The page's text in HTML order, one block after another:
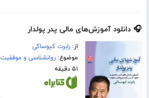
🎧 دانلود آموزش‌های مالی پدر پولدار
از:رابرت کیوساکی
موضوع:روانشناسی و موفقیت
۵۱ دقیقه